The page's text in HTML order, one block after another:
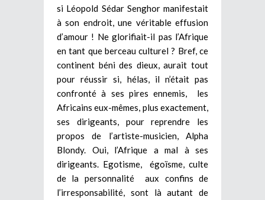
si Léopold Sédar Senghor manifestait
à son endroit, une véritable effusion
d’amour ! Ne glorifiait-il pas l’Afrique
en tant que berceau culturel ? Bref, ce
continent béni des dieux, aurait tout
pour réussir si, hélas, il n’était pas
confronté à ses pires ennemis, les
Africains eux-mêmes, plus exactement,
ses dirigeants, pour reprendre les
propos de l’artiste-musicien, Alpha
Blondy. Oui, l’Afrique a mal à ses
dirigeants. Egotisme, égoïsme, culte
de la personnalité aux confins de
l’irresponsabilité, sont là autant de